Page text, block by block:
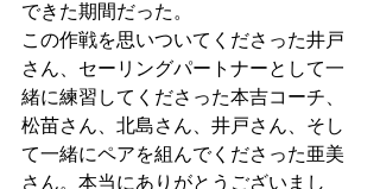
できた期間だった。
この作戦を思いついてくださった井戸
さん、セーリングパートナーとして一
緒に練習してくださった本吉コーチ、
松苗さん、北島さん、井戸さん、そし
て一緒にペアを組んでくださった亜美
さん。本当にありがとうございまし